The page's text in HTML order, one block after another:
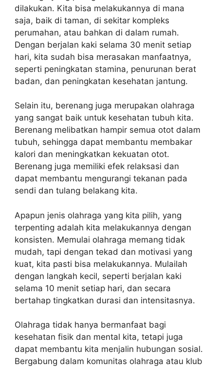
dilakukan. Kita bisa melakukannya di mana
saja, baik di taman, di sekitar kompleks
perumahan, atau bahkan di dalam rumah.
Dengan berjalan kaki selama 30 menit setiap
hari, kita sudah bisa merasakan manfaatnya,
seperti peningkatan stamina, penurunan berat
badan, dan peningkatan kesehatan jantung.
Selain itu, berenang juga merupakan olahraga
yang sangat baik untuk kesehatan tubuh kita.
Berenang melibatkan hampir semua otot dalam
tubuh, sehingga dapat membantu membakar
kalori dan meningkatkan kekuatan otot.
Berenang juga memiliki efek relaksasi dan
dapat membantu mengurangi tekanan pada
sendi dan tulang belakang kita.
Apapun jenis olahraga yang kita pilih, yang
terpenting adalah kita melakukannya dengan
konsisten. Memulai olahraga memang tidak
mudah, tapi dengan tekad dan motivasi yang
kuat, kita pasti bisa melakukannya. Mulailah
dengan langkah kecil, seperti berjalan kaki
selama 10 menit setiap hari, dan secara
bertahap tingkatkan durasi dan intensitasnya.
Olahraga tidak hanya bermanfaat bagi
kesehatan fisik dan mental kita, tetapi juga
dapat membantu kita menjalin hubungan sosial.
Bergabung dalam komunitas olahraga atau klub